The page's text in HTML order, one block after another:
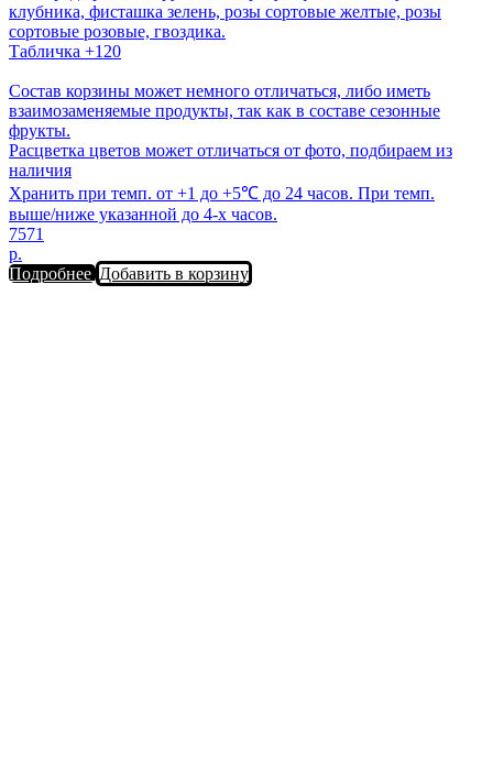
клубника, фисташка зелень, розы сортовые желтые, розы
сортовые розовые, гвоздика.
Табличка +120
Состав корзины может немного отличаться, либо иметь
взаимозаменяемые продукты, так как в составе сезонные
фрукты.
Расцветка цветов может отличаться от фото, подбираем из
наличия
Хранить при темп. от +1 до +5℃ до 24 часов. При темп.
выше/ниже указанной до 4-х часов.
7571
р.
Подробнее Добавить в корзину